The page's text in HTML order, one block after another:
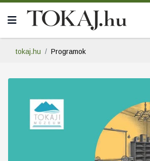
tokaj.hu Programok